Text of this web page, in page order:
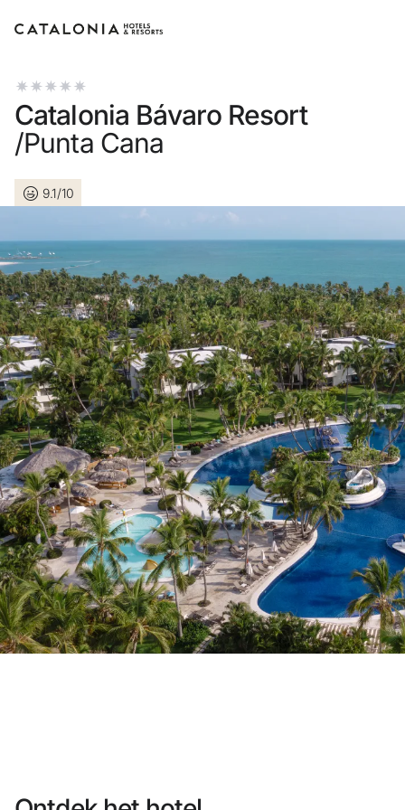
Wachtwoord
of gebruik een van
Aanmelden met
Sessie beginnen met enkel
Heb je nog geen account?
Een account
Geniet van de voordelen om deel uit te
Gegarandeerd de beste prijs
Gratis annuleren
Catalonia Bávaro Resort
/Punta Cana
9.1/10